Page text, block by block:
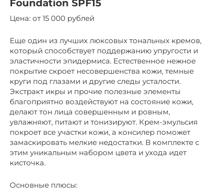
Foundation SPF15
Цена: от 15 000 рублей
Еще один из лучших люксовых тональных кремов,
который способствует поддержанию упругости и
эластичности эпидермиса. Естественное нежное
покрытие скроет несовершенства кожи, темные
круги под глазами и другие следы усталости.
Экстракт икры и прочие полезные элементы
благоприятно воздействуют на состояние кожи,
делают тон лица совершенным и ровным,
увлажняют, питают и тонизируют. Крем-эмульсия
покроет все участки кожи, а консилер поможет
замаскировать мелкие недостатки. В комплекте с
этим уникальным набором цвета и ухода идет
кисточка.
Основные плюсы: